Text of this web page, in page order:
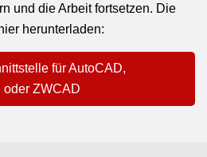
und die Arbeit fortsetzen. Die
herunterladen:
für AutoCAD,
oder ZWCAD